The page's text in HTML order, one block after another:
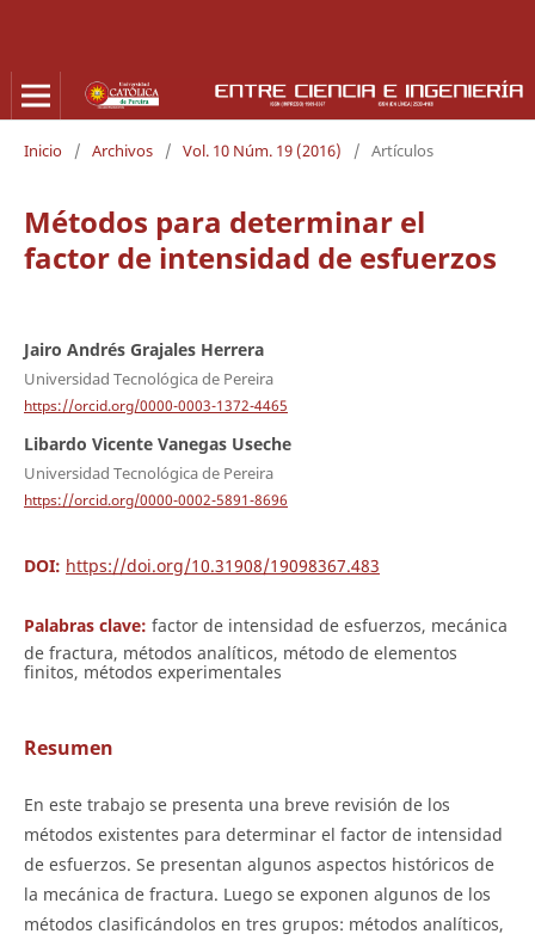
Inicio / Archivos / Vol. 10 Núm. 19 (2016) / Artículos
Métodos para determinar el
factor de intensidad de esfuerzos
Jairo Andrés Grajales Herrera
Universidad Tecnológica de Pereira
https://orcid.org/0000-0003-1372-4465
Libardo Vicente Vanegas Useche
Universidad Tecnológica de Pereira
https://orcid.org/0000-0002-5891-8696
DOI: https://doi.org/10.31908/19098367.483
Palabras clave: factor de intensidad de esfuerzos, mecánica
de fractura, métodos analíticos, método de elementos
finitos, métodos experimentales
Resumen
En este trabajo se presenta una breve revisión de los
métodos existentes para determinar el factor de intensidad
de esfuerzos. Se presentan algunos aspectos históricos de
la mecánica de fractura. Luego se exponen algunos de los
métodos clasificándolos en tres grupos: métodos analíticos,